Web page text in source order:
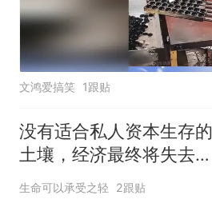
文鸿爱搞笑 1跟贴
没有适合私人资本生存的
土壤，经济最终将失去活
力
生命可以承受之轻 2跟贴